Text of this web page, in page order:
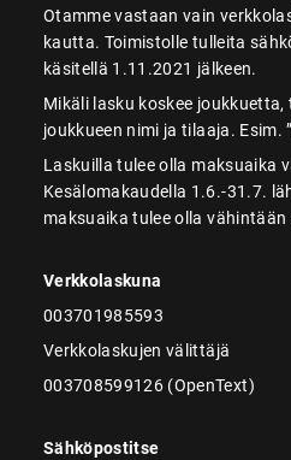
Otamme vastaan vain
kautta. Toimistolle tulleita
käsitellä 1.11.2021 jälkeen.
Mikäli lasku koskee joukkuetta,
joukkueen nimi ja tilaaja. Esim.
Laskuilla tulee olla maksuaika
Kesälomakaudella 1.6.-31.7.
maksuaika tulee olla vähintään
Verkkolaskuna
003701985593
Verkkolaskujen välittäjä
003708599126 (OpenText)
Sähköpostitse